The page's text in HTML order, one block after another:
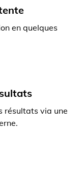
en quelques
résultats via une